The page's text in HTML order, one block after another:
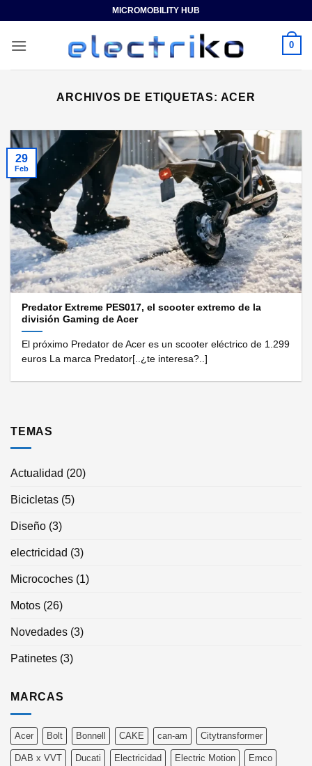
contenido
MICROMOBILITY HUB
0
ARCHIVOS DE ETIQUETAS: ACER
Predator Extreme PES017, el scooter extremo de la
división Gaming de Acer
El próximo Predator de Acer es un scooter eléctrico de 1.299
euros La marca Predator[..¿te interesa?..]
29
Feb
TEMAS
Actualidad (20)
Bicicletas (5)
Diseño (3)
electricidad (3)
Microcoches (1)
Motos (26)
Novedades (3)
Patinetes (3)
MARCAS
Acer Bolt Bonnell CAKE can-am Citytransformer
DAB x VVT Ducati Electricidad Electric Motion Emco